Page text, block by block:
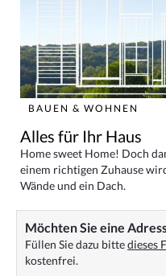
BAUEN & WOHNEN
Alles für Ihr Haus
Home sweet Home! Doch
einem richtigen Zuhause
Wände und ein Dach.
Möchten Sie eine
Füllen Sie dazu bittedieses
kostenfrei.